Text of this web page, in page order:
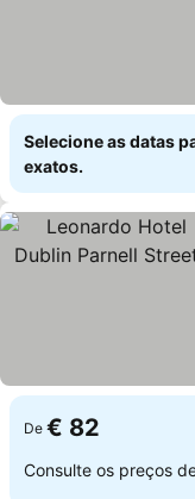
Selecione as datas
exatos.
De € 82
Consulte os preços